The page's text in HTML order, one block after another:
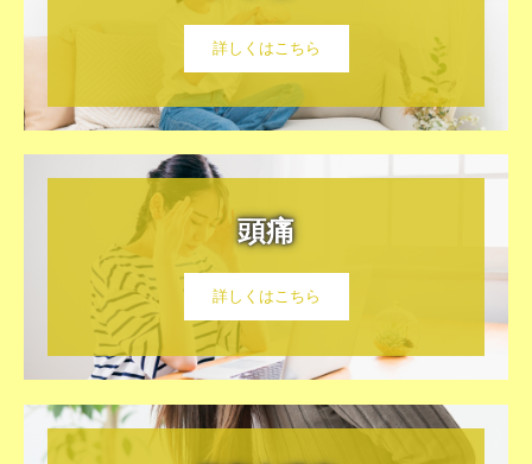
詳しくはこちら
頭痛
詳しくはこちら